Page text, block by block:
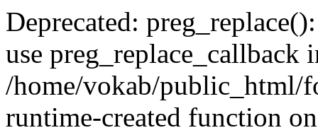
Deprecated:
use preg_replace_callback
/home/vokab/public_html/
runtime-created function